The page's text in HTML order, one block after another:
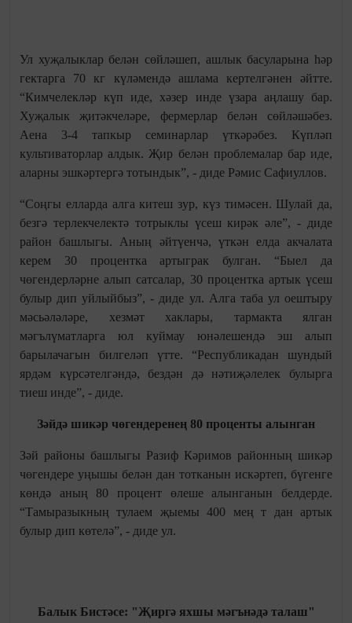
Ул хуҗалыклар белән сөйләшеп, ашлык басуларына һәр
гектарга 70 кг күләмендә ашлама кертелгәнен әйтте.
“Кимчелекләр күп иде, хәзер инде үзара аңлашу бар.
Хуҗалык җитәкчеләре, фермерлар белән сөйләшәбез.
Аена 3-4 тапкыр семинарлар үткәрәбез. Күпләп
культиваторлар алдык. Җир белән проблемалар бар иде,
аларны эшкәртергә тотындык”, - диде Рәмис Сафиуллов.
“Соңгы елларда алга китеш зур, күз тимәсен. Шулай да,
безгә терлекчелектә тотрыклы үсеш кирәк әле”, - диде
район башлыгы. Аның әйтүенчә, үткән елда акчалата
керем 30 процентка артыграк булган. “Быел да
чөгендерләрне алып сатсалар, 30 процентка артык үсеш
булыр дип уйлыйбыз”, - диде ул. Алга таба ул оештыру
мәсьәләләре, хезмәт хаклары, тармакта ялган
мәгълүматларга юл куймау юнәлешендә эш алып
барылачагын билгеләп үтте. “Республикадан шундый
ярдәм күрсәтелгәндә, бездән дә нәтиҗәлелек булырга
тиеш инде”, - диде.
Зәйдә шикәр чөгендеренең 80 проценты алынган
Зәй районы башлыгы Разиф Кәримов районның шикәр
чөгендере уңышы белән дан тотканын искәртеп, бүгенге
көндә аның 80 процент өлеше алынганын белдерде.
“Тамыразыкның тулаем җыемы 400 мең т дан артык
булыр дип көтелә”, - диде ул.
Балык Бистәсе: "Җиргә яхшы мәгънәдә талаш"